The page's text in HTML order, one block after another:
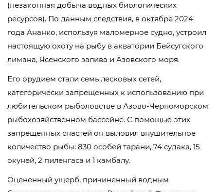
(незаконная добыча водных биологических
ресурсов). По данным следствия, в октябре 2024
года Ананко, используя маломерное судно, устроил
настоящую охоту на рыбу в акватории Бейсугского
лимана, Ясенского залива и Азовского моря.
Его орудием стали семь лесковых сетей,
категорически запрещенных к использованию при
любительском рыболовстве в Азово-Черноморском
рыбохозяйственном бассейне. С помощью этих
запрещенных снастей он выловил внушительное
количество рыбы: 830 особей тарани, 74 судака, 15
окуней, 2 пиленгаса и 1 камбалу.
Оцененный ущерб, причиненный водным